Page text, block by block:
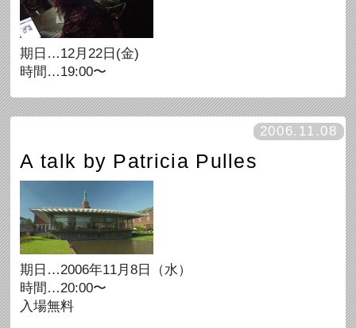
期日…12月22日(金)
時間…19:00〜
2006.11.08
A talk by Patricia Pulles
期日…2006年11月8日（水）
時間…20:00〜
入場無料